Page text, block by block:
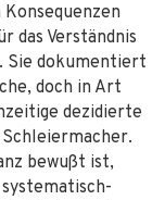
das Verständnis
Sie dokumentiert
doch in Art
dezidierte
bewußt ist,